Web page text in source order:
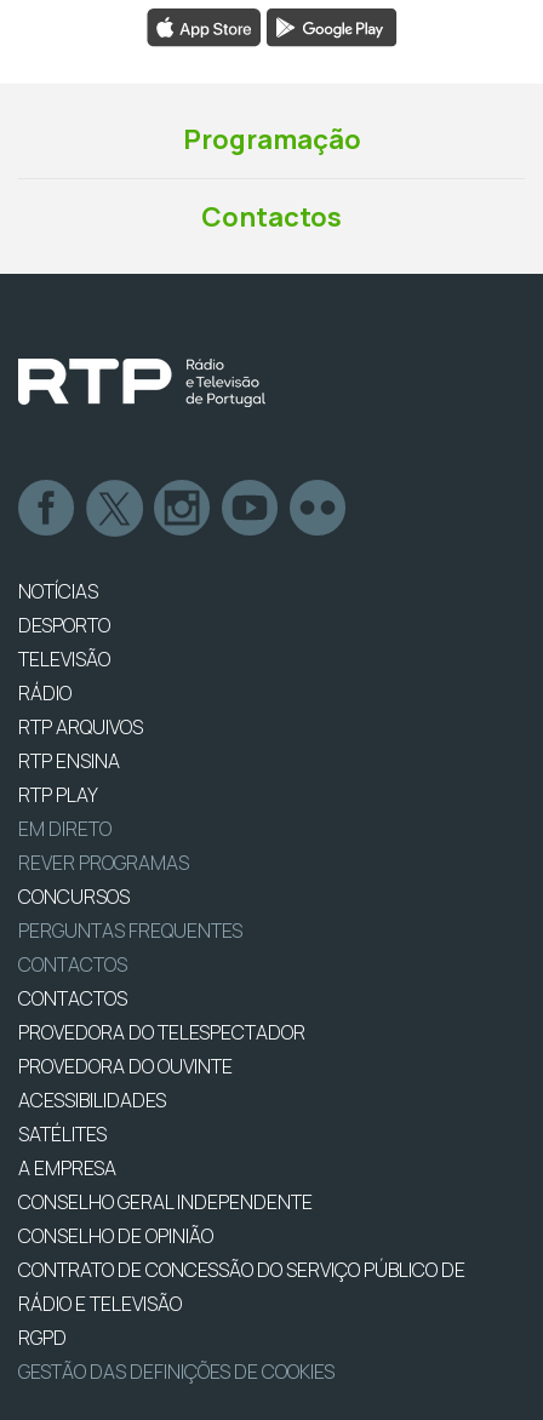
Programação
Contactos
NOTÍCIAS
DESPORTO
TELEVISÃO
RÁDIO
RTP ARQUIVOS
RTP ENSINA
RTP PLAY
EM DIRETO
REVER PROGRAMAS
CONCURSOS
PERGUNTAS FREQUENTES
CONTACTOS
CONTACTOS
PROVEDORA DO TELESPECTADOR
PROVEDORA DO OUVINTE
ACESSIBILIDADES
SATÉLITES
A EMPRESA
CONSELHO GERAL INDEPENDENTE
CONSELHO DE OPINIÃO
CONTRATO DE CONCESSÃO DO SERVIÇO PÚBLICO DE
RÁDIO E TELEVISÃO
RGPD
GESTÃO DAS DEFINIÇÕES DE COOKIES